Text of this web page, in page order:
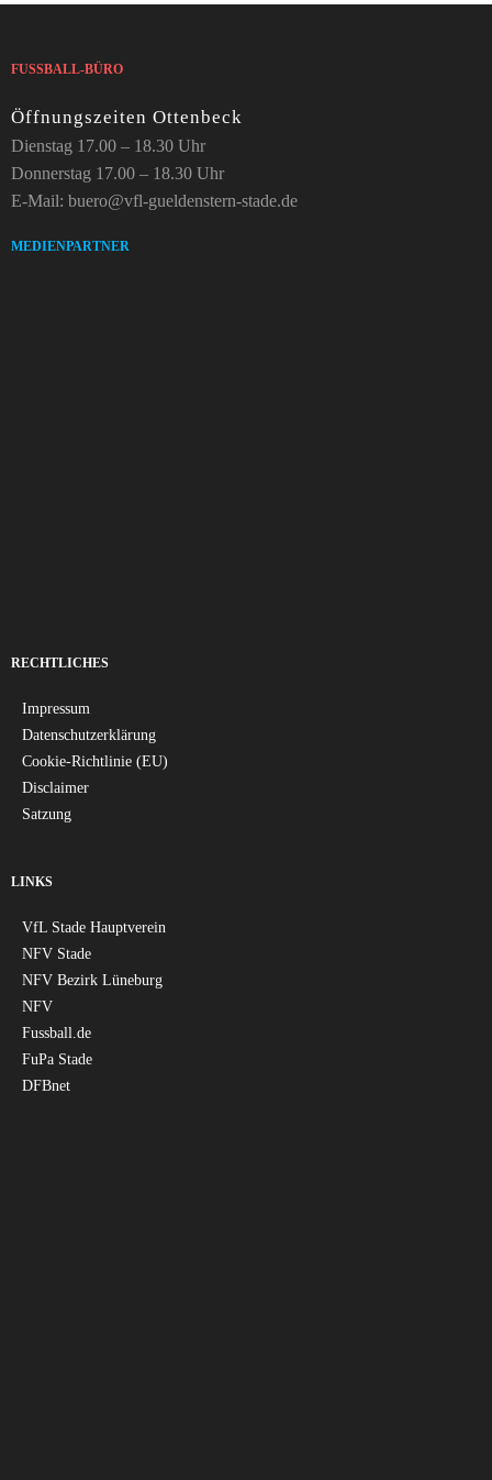
FUSSBALL-BÜRO
Öffnungszeiten Ottenbeck
Dienstag 17.00 – 18.30 Uhr
Donnerstag 17.00 – 18.30 Uhr
E-Mail: buero@vfl-gueldenstern-stade.de
MEDIENPARTNER
RECHTLICHES
Impressum
Datenschutzerklärung
Cookie-Richtlinie (EU)
Disclaimer
Satzung
LINKS
VfL Stade Hauptverein
NFV Stade
NFV Bezirk Lüneburg
NFV
Fussball.de
FuPa Stade
DFBnet